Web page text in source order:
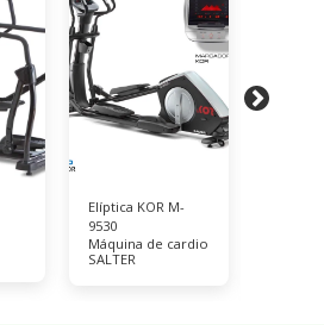
Elíptica KOR M-
9530
Máquina de cardio
SALTER